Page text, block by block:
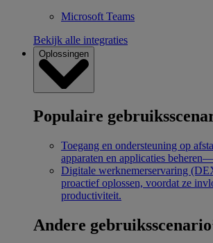
Microsoft Teams
Bekijk alle integraties
Oplossingen
Populaire
Toegang en ondersteuning op
apparaten en applicaties
Digitale werknemerservaring
proactief oplossen, voordat ze
productiviteit.
Andere